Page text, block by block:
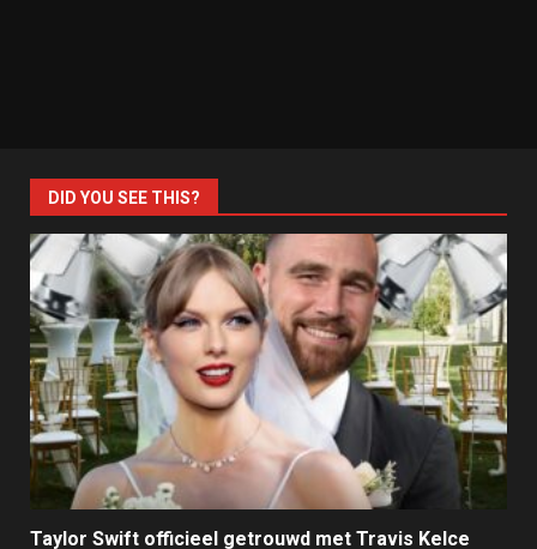
DID YOU SEE THIS?
Taylor Swift officieel getrouwd met Travis Kelce